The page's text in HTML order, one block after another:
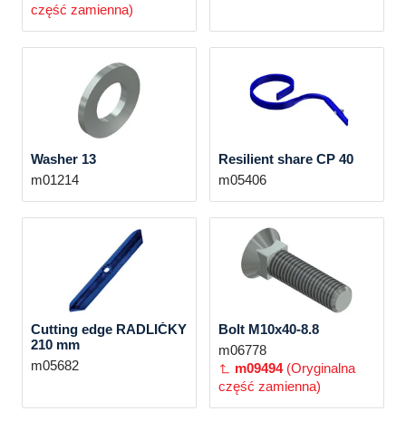
część zamienna)
Washer 13
m01214
Resilient share CP 40
m05406
Cutting edge RADLIČKY
210 mm
m05682
Bolt M10x40-8.8
m06778
m09494 (Oryginalna
część zamienna)